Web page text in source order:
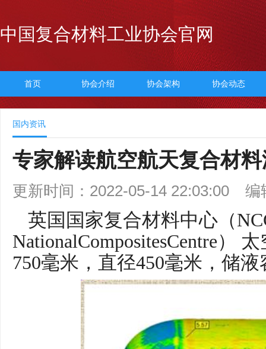
中国复合材料工业协会官网
首页 协会介绍 协会架构 协会动态
国内资讯
专家解读航空航天复合材
更新时间：2022-05-14 22:03:00 编
英国国家复合材料中心（
NationalCompositesCentre）
750毫米，直径450毫米，储